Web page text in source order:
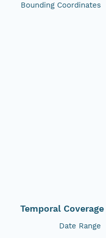
Bounding Coordinates
Temporal Coverage
Date Range